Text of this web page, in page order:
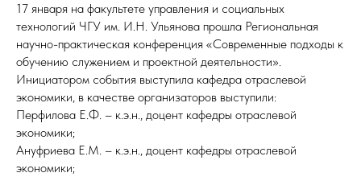
17 января на факультете управления и социальных
технологий ЧГУ им. И.Н. Ульянова прошла Региональная
научно-практическая конференция «Современные подходы к
обучению служением и проектной деятельности».
Инициатором события выступила кафедра отраслевой
экономики, в качестве организаторов выступили:
Перфилова Е.Ф. – к.э.н., доцент кафедры отраслевой
экономики;
Ануфриева Е.М. – к.э.н., доцент кафедры отраслевой
экономики;